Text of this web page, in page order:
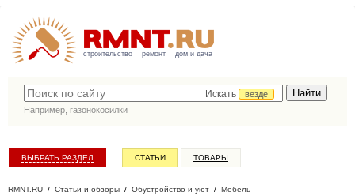
строительство ремонт дом и дача
Искать
везде
Например, газонокосилки
ВЫБРАТЬ РАЗДЕЛ СТАТЬИ ТОВАРЫ
RMNT.RU / Статьи и обзоры / Обустройство и уют / Мебель